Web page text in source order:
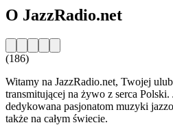
O JazzRadio.net
(186)
Witamy na JazzRadio.net, Twojej
transmitującej na żywo z serca Polski.
dedykowana pasjonatom muzyki
także na całym świecie.